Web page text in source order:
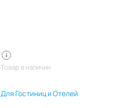
Товар в наличии
Для Гостиниц и Отелей